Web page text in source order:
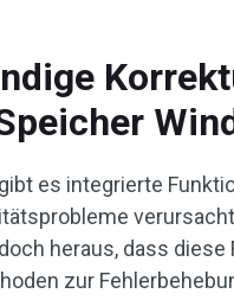
es integrierte
heraus, dass
zur